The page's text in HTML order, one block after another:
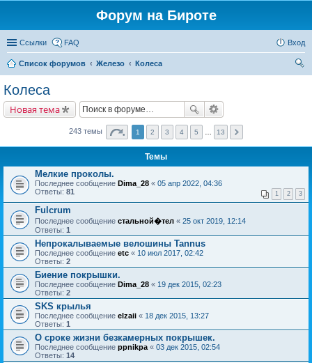
Форум на Бироте
Ссылки FAQ Вход
Список форумов Железо
Колеса
Колеса
Новая тема
243 темы 1 2 3 4 5 13
Темы
Мелкие проколы.
Последнее сообщение Dima_28 « 05 апр 2022, 04:36
Ответы: 81 1 2 3
Fulcrum
Последнее сообщение стальной�тел « 25 окт 2019, 12:14
Ответы: 1
Непрокалываемые велошины Tannus
Последнее сообщение etc « 10 июл 2017, 02:42
Ответы: 2
Биение покрышки.
Последнее сообщение Dima_28 « 19 дек 2015, 02:23
Ответы: 2
SKS крылья
Последнее сообщение elzaii « 18 дек 2015, 13:27
Ответы: 1
О сроке жизни безкамерных покрышек.
Последнее сообщение ppnikpa « 03 дек 2015, 02:54
Ответы: 14